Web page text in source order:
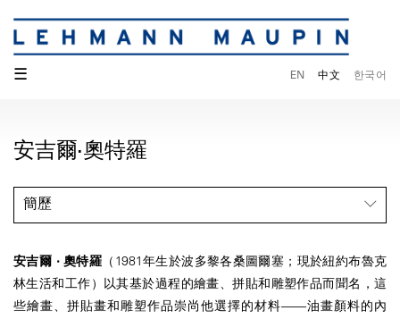
☰ EN 中文 한국어
安吉爾·奧特羅
簡歷
安吉爾 · 奧特羅 （1981年生於波多黎各桑圖爾塞；現於紐約布魯克
林生活和工作）以其基於過程的繪畫、拼貼和雕塑作品而聞名，這
些繪畫、拼貼畫和雕塑作品崇尚他選擇的材料——油畫顏料的內